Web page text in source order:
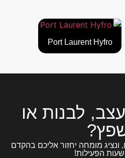
Port Laurent Hyfro
לבנות או
מומחה יחזור אליכם בהקדם
הפעילות!